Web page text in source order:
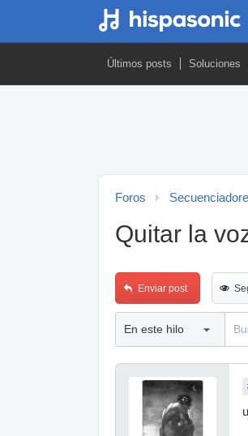
Últimos posts Soluciones
Foros
Quitar la
Enviar post